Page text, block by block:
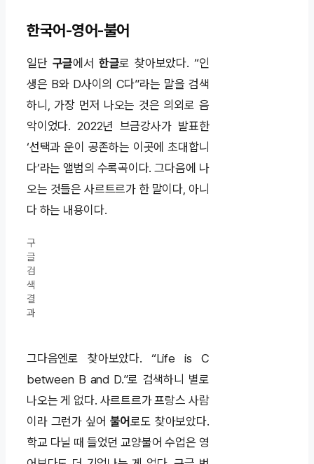
한국어-영어-불어
일단 구글에서 한글로 찾아보았다. “인
생은 B와 D사이의 C다”라는 말을 검색
하니, 가장 먼저 나오는 것은 의외로 음
악이었다. 2022년 브금강사가 발표한
‘선택과 운이 공존하는 이곳에 초대합니
다’라는 앨범의 수록곡이다. 그다음에 나
오는 것들은 사르트르가 한 말이다, 아니
다 하는 내용이다.
구
글
검
색
결
과
그다음엔로 찾아보았다. “Life is C
between B and D.”로 검색하니 별로
나오는 게 없다. 사르트르가 프랑스 사람
이라 그런가 싶어 불어로도 찾아보았다.
학교 다닐 때 들었던 교양불어 수업은 영